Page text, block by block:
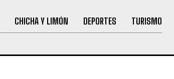
CHICHA Y LIMÓN DEPORTES TURISMO